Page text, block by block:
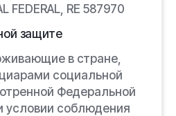
FEDERAL, RE 587970
защите
в стране,
социальной
Федеральной
условии соблюдения